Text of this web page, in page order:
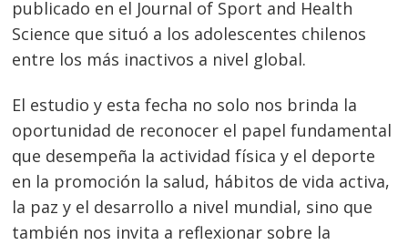
publicado en el Journal of Sport and Health
Science que situó a los adolescentes chilenos
entre los más inactivos a nivel global.
El estudio y esta fecha no solo nos brinda la
oportunidad de reconocer el papel fundamental
que desempeña la actividad física y el deporte
en la promoción la salud, hábitos de vida activa,
la paz y el desarrollo a nivel mundial, sino que
también nos invita a reflexionar sobre la